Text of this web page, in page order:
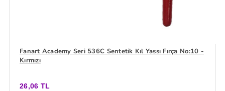
Fanart Academy Seri 536C Sentetik Kıl Yassı Fırça No:10 -
Kırmızı
26,06 TL